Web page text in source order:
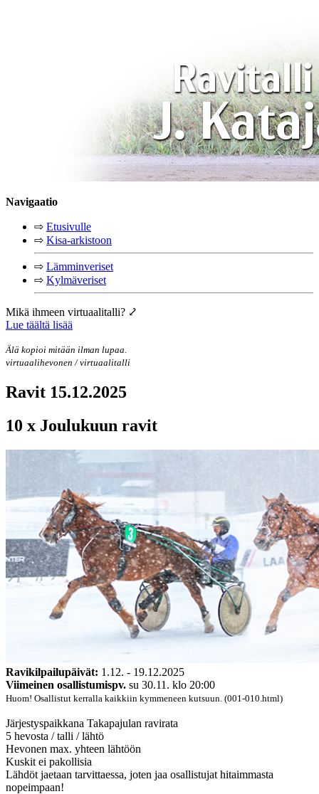
Navigaatio
⇨ Etusivulle
⇨ Kisa-arkistoon
⇨ Lämminveriset
⇨ Kylmäveriset
Mikä ihmeen virtuaalitalli? ⤦
Lue täältä lisää
Älä kopioi mitään ilman lupaa.
virtuaalihevonen / virtuaalitalli
Ravit 15.12.2025
10 x Joulukuun ravit
Ravikilpailupäivät: 1.12. - 19.12.2025
Viimeinen osallistumispv. su 30.11. klo 20:00
Huom! Osallistut kerralla kaikkiin kymmeneen kutsuun. (001-010.html)
Järjestyspaikkana Takapajulan ravirata
5 hevosta / talli / lähtö
Hevonen max. yhteen lähtöön
Kuskit ei pakollisia
Lähdöt jaetaan tarvittaessa, joten jaa osallistujat hitaimmasta
nopeimpaan!